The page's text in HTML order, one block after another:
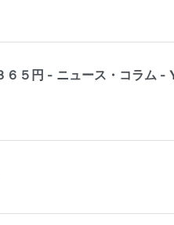
６５円 - ニュース・コラム -